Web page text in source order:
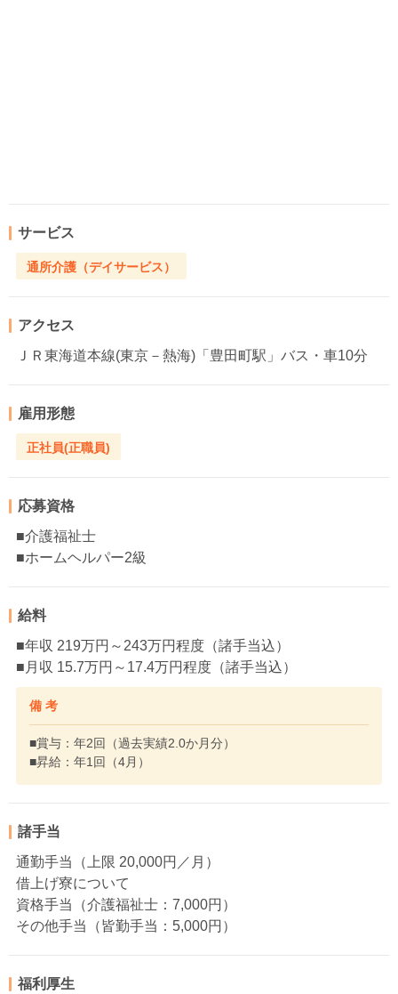
サービス
通所介護（デイサービス）
アクセス
ＪＲ東海道本線(東京－熱海)「豊田町駅」バス・車10分
雇用形態
正社員(正職員)
応募資格
■介護福祉士
■ホームヘルパー2級
給料
■年収 219万円～243万円程度（諸手当込）
■月収 15.7万円～17.4万円程度（諸手当込）
備 考
■賞与：年2回（過去実績2.0か月分）
■昇給：年1回（4月）
諸手当
通勤手当（上限 20,000円／月）
借上げ寮について
資格手当（介護福祉士：7,000円）
その他手当（皆勤手当：5,000円）
福利厚生